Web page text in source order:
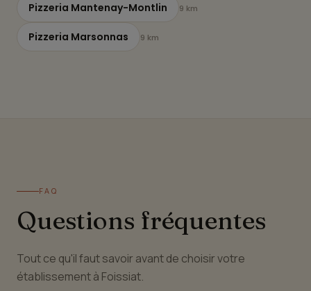
Pizzeria Mantenay-Montlin 9 km
Pizzeria Marsonnas 9 km
FAQ
Questions fréquentes
Tout ce qu'il faut savoir avant de choisir votre
établissement à Foissiat.